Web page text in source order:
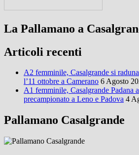
La Pallamano a
Articoli recenti
A2 femminile, Casalgrande si
l’11 ottobre a Camerano 6 Agosto
A1 femminile, Casalgrande Padana
precampionato a Leno e Padova 4
Pallamano Casalgrande